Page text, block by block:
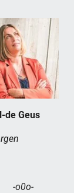
de Geus
-o0o-